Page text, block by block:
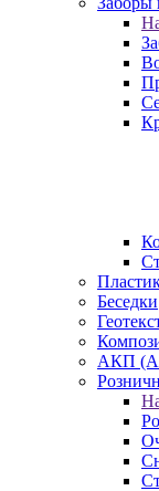
Беседки
АКП